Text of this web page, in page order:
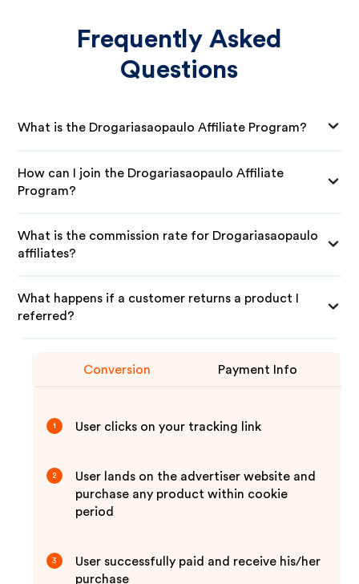
Frequently Asked
Questions
What is the Drogariasaopaulo Affiliate Program?
How can I join the Drogariasaopaulo Affiliate
Program?
What is the commission rate for Drogariasaopaulo
affiliates?
What happens if a customer returns a product I
referred?
Conversion Payment Info
1 User clicks on your tracking link
2
User lands on the advertiser website and
purchase any product within cookie
period
3
User successfully paid and receive his/her
purchase